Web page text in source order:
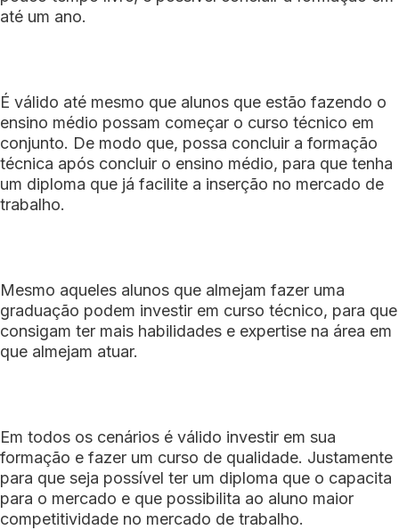
até um ano.
É válido até mesmo que alunos que estão fazendo o
ensino médio possam começar o curso técnico em
conjunto. De modo que, possa concluir a formação
técnica após concluir o ensino médio, para que tenha
um diploma que já facilite a inserção no mercado de
trabalho.
Mesmo aqueles alunos que almejam fazer uma
graduação podem investir em curso técnico, para que
consigam ter mais habilidades e expertise na área em
que almejam atuar.
Em todos os cenários é válido investir em sua
formação e fazer um curso de qualidade. Justamente
para que seja possível ter um diploma que o capacita
para o mercado e que possibilita ao aluno maior
competitividade no mercado de trabalho.